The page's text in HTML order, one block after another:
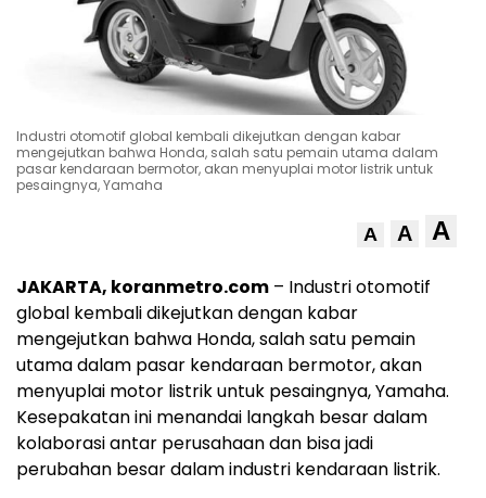
Industri otomotif global kembali dikejutkan dengan kabar
mengejutkan bahwa Honda, salah satu pemain utama dalam
pasar kendaraan bermotor, akan menyuplai motor listrik untuk
pesaingnya, Yamaha
A A A
JAKARTA, koranmetro.com – Industri otomotif
global kembali dikejutkan dengan kabar
mengejutkan bahwa Honda, salah satu pemain
utama dalam pasar kendaraan bermotor, akan
menyuplai motor listrik untuk pesaingnya, Yamaha.
Kesepakatan ini menandai langkah besar dalam
kolaborasi antar perusahaan dan bisa jadi
perubahan besar dalam industri kendaraan listrik.